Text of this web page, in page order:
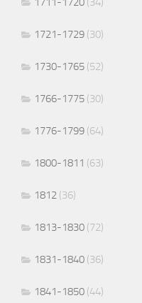
1721-1729 (30)
1730-1765 (52)
1766-1775 (30)
1776-1799 (64)
1800-1811 (63)
1812 (36)
1813-1830 (72)
1831-1840 (36)
1841-1850 (44)